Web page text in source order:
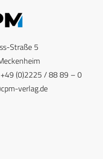
Straße 5
+49 (0)2225 / 88 89 – 0
verlag.de